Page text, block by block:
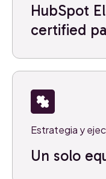
HubSpot
certified
Un solo
Estrategia y